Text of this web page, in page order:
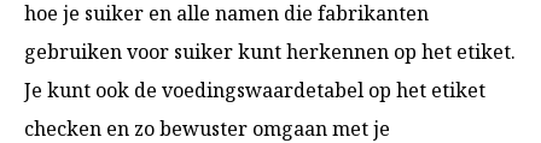
hoe je suiker en alle namen die fabrikanten
gebruiken voor suiker kunt herkennen op het etiket.
Je kunt ook de voedingswaardetabel op het etiket
checken en zo bewuster omgaan met je